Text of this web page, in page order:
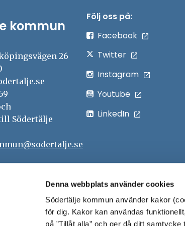
Denna webbplats använder cookies
Södertälje kommun använder kakor
för dig. Kakor kan användas
på ”Tillåt alla” och ger då ditt
kommun
26
Södertälje
Följ oss på:
Facebook
Twitter
Instagram
Youtube
LinkedIn